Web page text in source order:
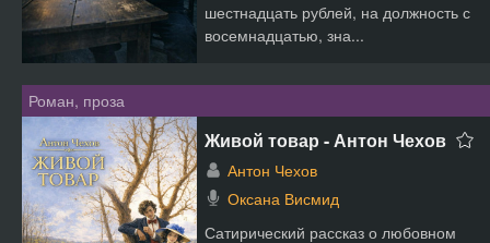
шестнадцать рублей, на должность с
восемнадцатью, зна...
Роман, проза
Живой товар - Антон Чехов
Антон Чехов
Оксана Висмид
Сатирический рассказ о любовном